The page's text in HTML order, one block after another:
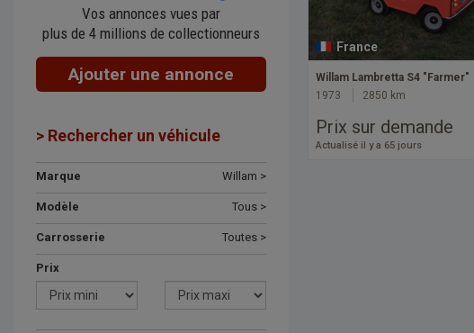
Vos annonces vues par
plus de 4 millions de collectionneurs
Ajouter une annonce
> Rechercher un véhicule
Marque Willam >
Modèle Tous >
Carrosserie Toutes >
Prix
France
Willam Lambretta S4 "Farmer"
1973
2850 km
Prix sur demande
Actualisé il y a 65 jours